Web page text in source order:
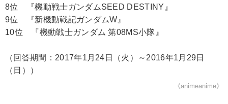
8位 『機動戦士ガンダムSEED DESTINY』
9位 『新機動戦記ガンダムW』
10位 『機動戦士ガンダム 第08MS小隊』
（回答期間：2017年1月24日（火）～2016年1月29日
（日））
《animeanime》